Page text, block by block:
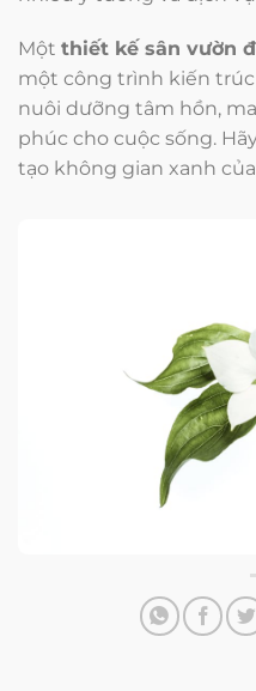
Một thiết kế sân vườn
một công trình kiến trúc
nuôi dưỡng tâm hồn,
phúc cho cuộc sống.
tạo không gian xanh